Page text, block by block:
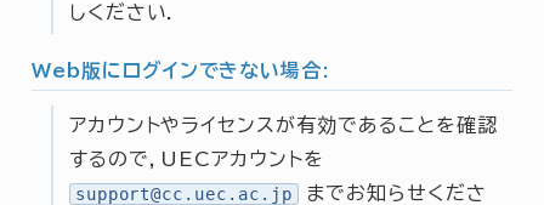
しください．
Web版にログインできない場合:
アカウントやライセンスが有効であることを確認
するので，UECアカウントを
support@cc.uec.ac.jp
までお知らせくださ